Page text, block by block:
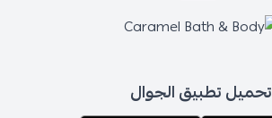
تحميل تطبيق الجوال